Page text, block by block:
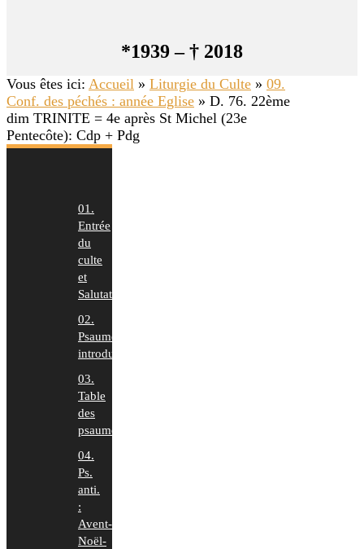
*1939 – † 2018
Vous êtes ici: Accueil » Liturgie du Culte » 09.
Conf. des péchés : année Eglise » D. 76. 22ème
dim TRINITE = 4e après St Michel (23e
Pentecôte): Cdp + Pdg
01.
Entrée
du
culte
et
Salutation
02.
Psaumes
introduction
03.
Table
des
psaumes
04.
Ps.
anti.
:
Avent-
Noël-